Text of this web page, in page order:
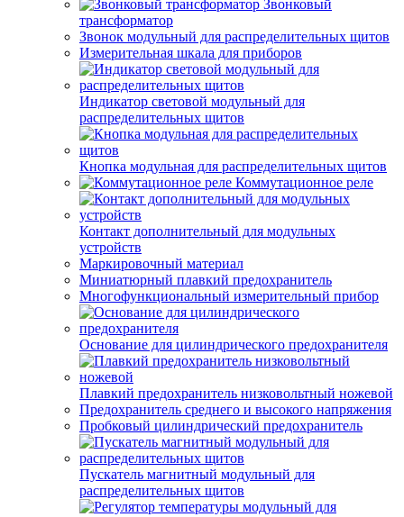
Звонковый
трансформатор
Звонок модульный для распределительных щитов
Измерительная шкала для приборов
Индикатор световой модульный для
распределительных щитов
Кнопка модульная для распределительных щитов
Коммутационное реле
Контакт дополнительный для модульных
устройств
Маркировочный материал
Миниатюрный плавкий предохранитель
Многофункциональный измерительный прибор
Основание для цилиндрического предохранителя
Плавкий предохранитель низковольтный ножевой
Предохранитель среднего и высокого напряжения
Пробковый цилиндрический предохранитель
Пускатель магнитный модульный для
распределительных щитов